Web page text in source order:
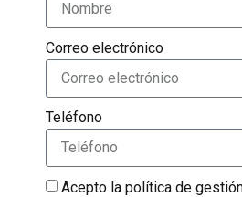
Correo electrónico
Teléfono
Acepto la política de